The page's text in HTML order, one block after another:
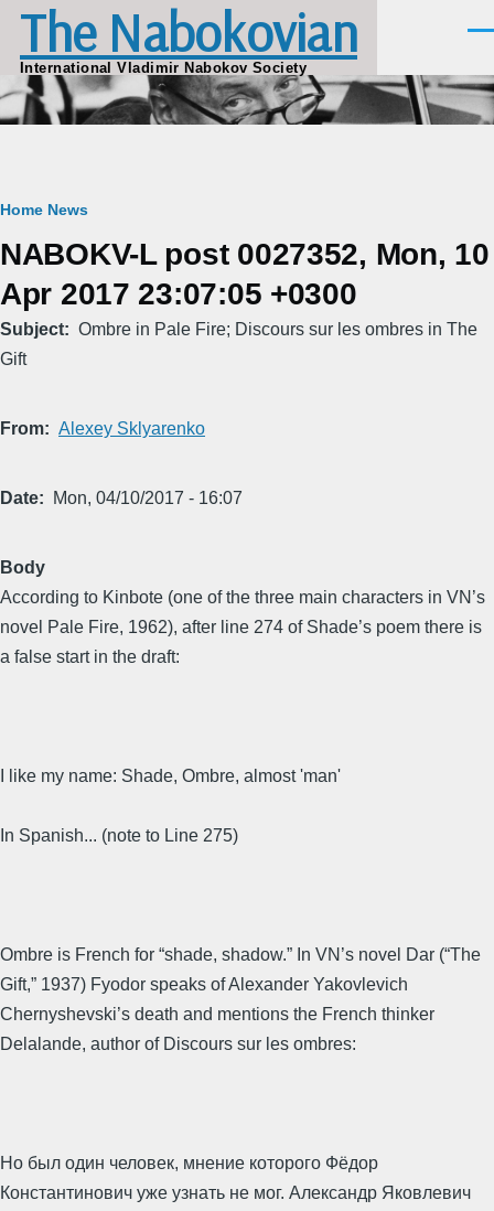
Skip to main content
The Nabokovian
International Vladimir Nabokov Society
Breadcrumb
Home News
NABOKV-L post 0027352, Mon, 10
Apr 2017 23:07:05 +0300
Subject
Ombre in Pale Fire; Discours sur les ombres in The
Gift
From Alexey Sklyarenko
Date Mon, 04/10/2017 - 16:07
Body
According to Kinbote (one of the three main characters in VN’s
novel Pale Fire, 1962), after line 274 of Shade’s poem there is
a false start in the draft:
I like my name: Shade, Ombre, almost 'man'
In Spanish... (note to Line 275)
Ombre is French for “shade, shadow.” In VN’s novel Dar (“The
Gift,” 1937) Fyodor speaks of Alexander Yakovlevich
Chernyshevski’s death and mentions the French thinker
Delalande, author of Discours sur les ombres:
Но был один человек, мнение которого Фёдор
Константинович уже узнать не мог. Александр Яковлевич